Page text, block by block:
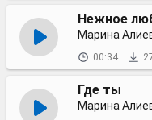
Нежное
Марина
00:34
Где ты
Марина